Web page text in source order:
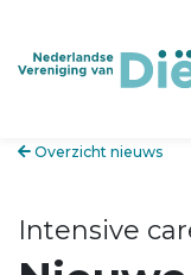
Overzicht nieuws
Intensive